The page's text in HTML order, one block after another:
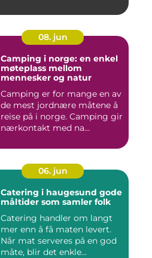
08. jun
Camping i norge: en enkel
møteplass mellom
mennesker og natur
Camping er for mange en av
de mest jordnære måtene å
reise på i norge. Camping gir
nærkontakt med na...
06. jun
Catering i haugesund gode
måltider som samler folk
Catering handler om langt
mer enn å få maten levert.
Når mat serveres på en god
måte, blir det enkle...